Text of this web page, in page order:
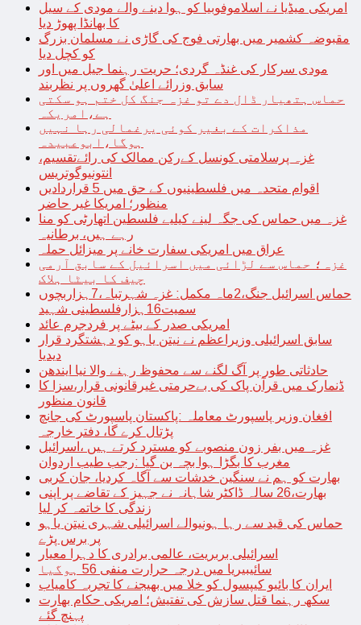
امریکی میڈیا نے اسلاموفوبیا کو ہوا دینے والے مودی کے سیل
کا بھانڈا پھوڑ دیا
مقبوضہ کشمیر میں بھارتی فوج کی گاڑی نے مسلمان بزرگ
کو کچل دیا
مودی سرکار کی غنڈہ گردی؛ حریت رہنما جیل میں اور
سابق وزرائے اعلیٰ گھروں پر نظربند
حماس ہتھیار ڈال دے تو غزہ جنگ کل ختم ہو سکتی
ہے،امریکہ
مذاکرات کے بغیر کوئی یرغمالی رہا نہیں
ہوگا،ابوعبیدہ
غزہ پرسلامتی کونسل کےرکن ممالک کی رائےتقسیم،
انتونیوگوتریس
اقوام متحدہ میں فلسطینیوں کے حق میں 5 قراردادیں
منظور؛ امریکا غیر حاضر
غزہ میں حماس کی جگہ لینے کیلیے فلسطین اتھارٹی کو منا
رہے ہیں، برطانیہ
عراق میں امریکی سفارت خانے پر میزائل حملہ
غزہ؛ حماس سے لڑائی میں اسرائیل کے سابق آرمی
چیف کا بیٹا ہلاک
حماس اسرائیل جنگ،2ماہ مکمل: غزہ شہرتباہ،7ہزاربچوں
سمیت16ہزارفلسطینی شہید
امریکی صدر کے بیٹے پر فردجرم عائد
سابق اسرائیلی وزیراعظم نے نیتن یاہو کو دہشتگرد قرار
دیدیا
حادثاتی طور پر آگ لگنے سے محفوظ رہنے والا نیا ایندھن
ڈنمارک میں قرآن پاک کی بےحرمتی غیرقانونی قرار،سزا کا
قانون منظور
افغان وزیر پاسپورٹ معاملہ :پاکستان پاسپورٹ کی جانچ
پڑتال کرے گا، دفتر خارجہ
غزہ میں بفر زون منصوبے کو مسترد کرتے ہیں ،اسرائیل
مغرب کا بگڑا ہوا بچہ بن گیا :رجب طیب اردوان
بھارت کو ہم نے سنگین خدشات سے آگاہ کردیا، جان کربی
بھارت،26 سالہ ڈاکٹر شاہانہ نے جہیز کے تقاضے پر اپنی
زندگی کا خاتمہ کر لیا
حماس کی قید سے رہا ہونیوالے اسرائیلی شہری نیتن یاہو
پر برس پڑے
اسرائیلی بربریت، عالمی برادری کا دہرا معیار
سائیبیریا میں درجہ حرارت منفی 56 ہوگیا
ایران کا بائیو کیپسول کو خلا میں بھیجنے کا تجربہ کامیاب
سکھ رہنما قتل سازش کی تفتیش؛ امریکی حکام بھارت
پہنچ گئے